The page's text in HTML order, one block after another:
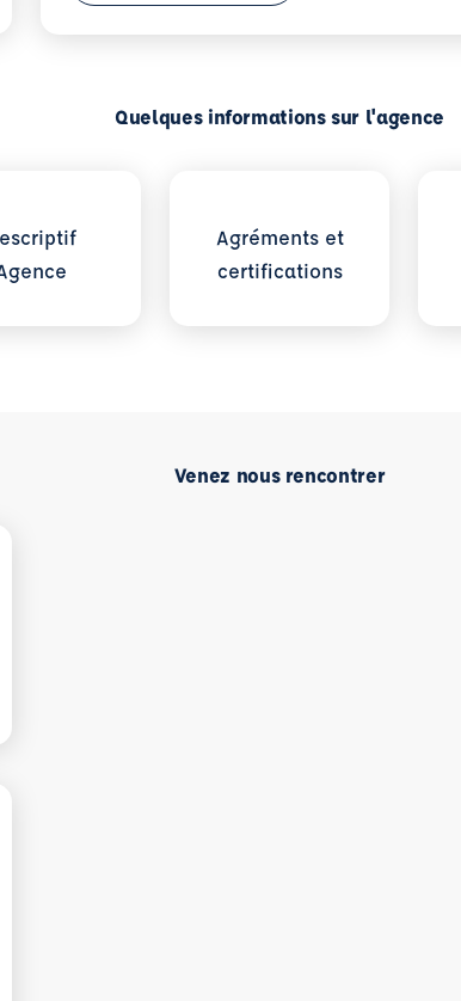
Quelques informations sur l'agence
plus sur Descriptif Agence
Agréments et
certifications
Voir plus sur Agréments et
Venez nous rencontrer